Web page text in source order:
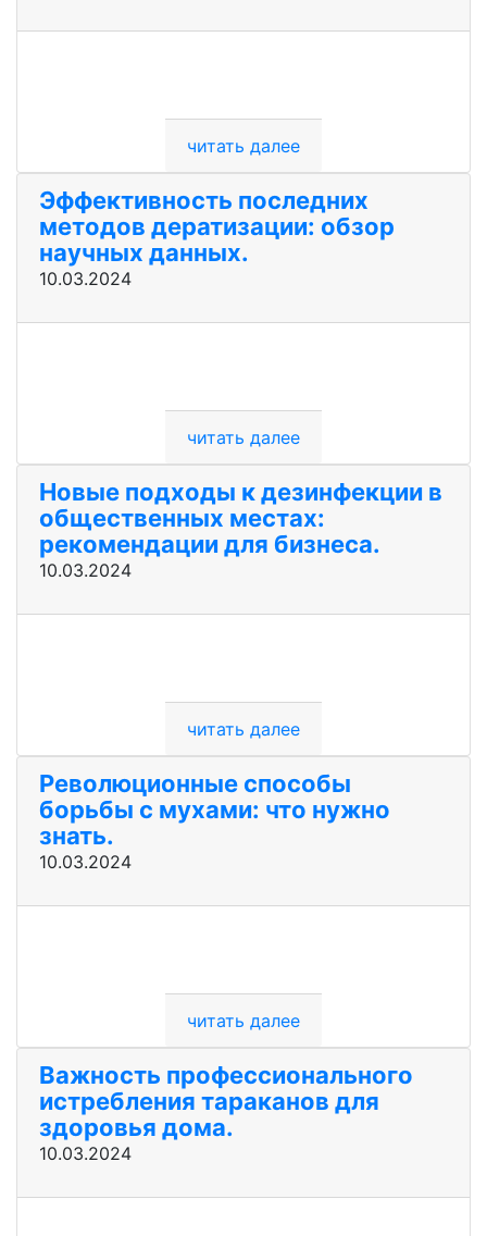
читать далее
Эффективность последних
методов дератизации: обзор
научных данных.
10.03.2024
читать далее
Новые подходы к дезинфекции в
общественных местах:
рекомендации для бизнеса.
10.03.2024
читать далее
Революционные способы
борьбы с мухами: что нужно
знать.
10.03.2024
читать далее
Важность профессионального
истребления тараканов для
здоровья дома.
10.03.2024